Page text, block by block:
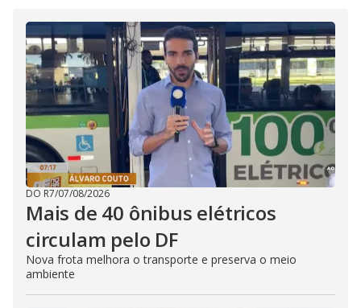
DO R7/07/08/2026
Mais de 40 ônibus elétricos
circulam pelo DF
Nova frota melhora o transporte e preserva o meio
ambiente